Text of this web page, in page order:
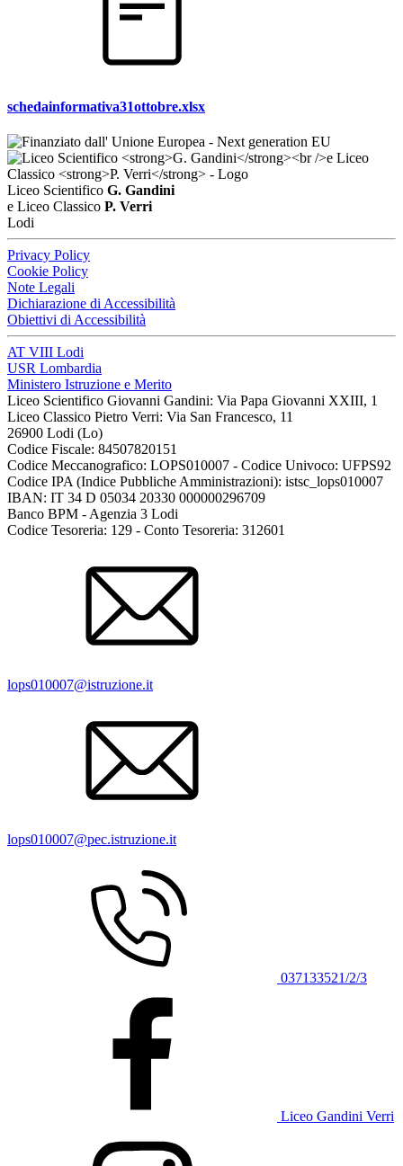
schedainformativa31ottobre.xlsx
Liceo Scientifico G. Gandini
e Liceo Classico P. Verri
Lodi
Privacy Policy
Cookie Policy
Note Legali
Dichiarazione di Accessibilità
Obiettivi di Accessibilità
AT VIII Lodi
USR Lombardia
Ministero Istruzione e Merito
Liceo Scientifico Giovanni Gandini: Via Papa Giovanni XXIII, 1
Liceo Classico Pietro Verri: Via San Francesco, 11
26900 Lodi (Lo)
Codice Fiscale: 84507820151
Codice Meccanografico: LOPS010007 - Codice Univoco: UFPS92
Codice IPA (Indice Pubbliche Amministrazioni): istsc_lops010007
IBAN: IT 34 D 05034 20330 000000296709
Banco BPM - Agenzia 3 Lodi
Codice Tesoreria: 129 - Conto Tesoreria: 312601
lops010007@istruzione.it
lops010007@pec.istruzione.it
037133521/2/3
Liceo Gandini Verri